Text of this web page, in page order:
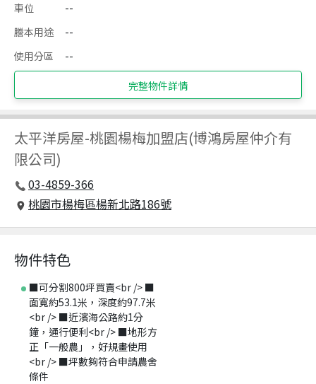
車位
--
謄本用途
--
使用分區
--
完整物件詳情
太平洋房屋-桃園楊梅加盟店(博鴻房屋仲介有
限公司)
03-4859-366
桃園市楊梅區楊新北路186號
物件特色
■可分割800坪買賣<br /> ■
面寬約53.1米，深度約97.7米
<br /> ■近濱海公路約1分
鐘，通行便利<br /> ■地形方
正「一般農」，好規畫使用
<br /> ■坪數夠符合申請農舍
條件